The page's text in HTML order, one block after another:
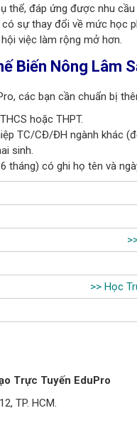
đáp ứng được nhu cầu
sự thay đổi về mức học
việc làm rộng mở hơn.
Biến Nông Lâm
các bạn cần chuẩn bị
hoặc THPT.
TC/CĐ/ĐH ngành khác
sinh.
tháng) có ghi họ tên và
>> Học
Trực Tuyến EduPro
TP. HCM.